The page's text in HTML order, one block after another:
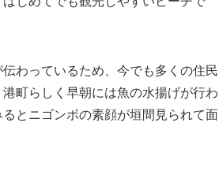
わっているため、今でも多くの住民
町らしく早朝には魚の水揚げが行わ
とニゴンボの素顔が垣間見られて面